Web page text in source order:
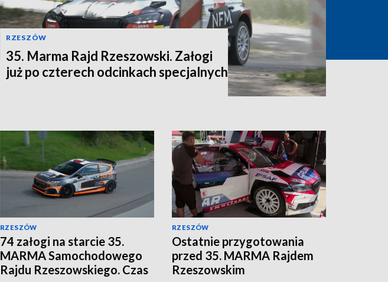
RZESZÓW
35. Marma Rajd Rzeszowski. Załogi
już po czterech odcinkach specjalnych
RZESZÓW
74 załogi na starcie 35.
MARMA Samochodowego
Rajdu Rzeszowskiego. Czas
RZESZÓW
Ostatnie przygotowania
przed 35. MARMA Rajdem
Rzeszowskim